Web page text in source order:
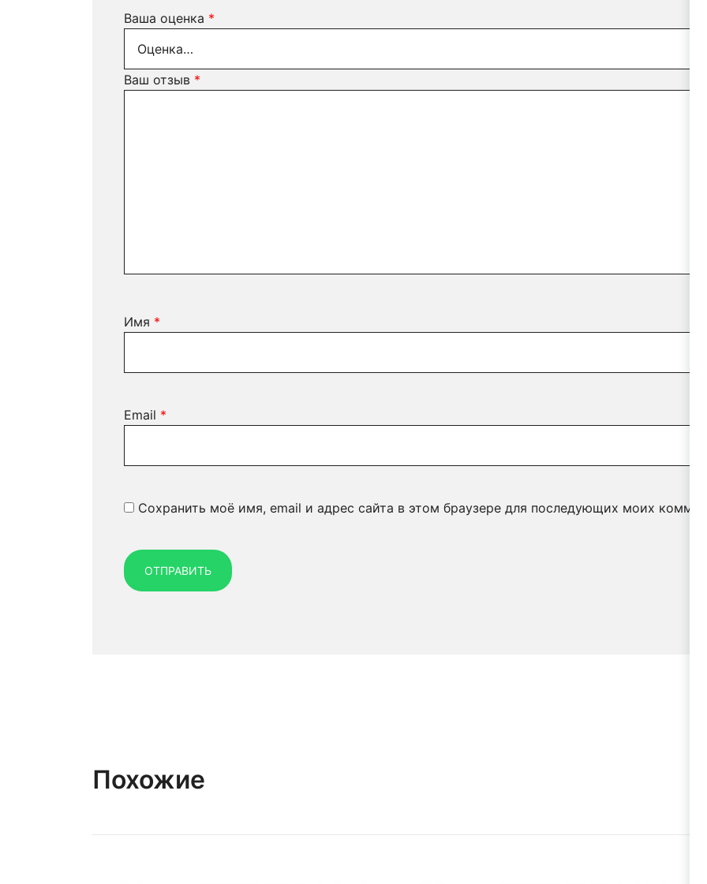
Ваша оценка *
Ваш отзыв *
Имя *
Email *
Сохранить моё имя, email и адрес сайта в этом браузере для последующих моих
Похожие